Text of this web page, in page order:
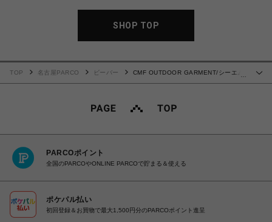
SHOP TOP
…
TOP 名古屋PARCO ビーバー
CMF OUTDOOR GARMENT/シーエム
PARCOポイント
全国のPARCOやONLINE PARCOで貯まる＆使える
ポケパル払い
初回登録＆お買物で最大1,500円分のPARCOポイント進呈